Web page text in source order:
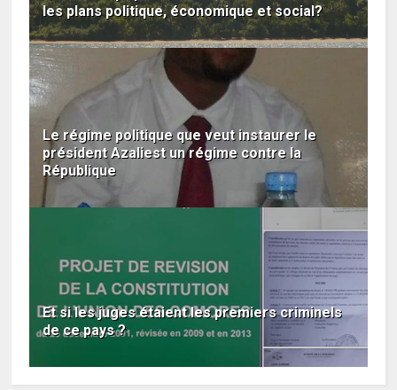
les plans politique, économique et social?
Le régime politique que veut instaurer le
président Azaliest un régime contre la
République
Et si les juges étaient les premiers criminels
de ce pays ?